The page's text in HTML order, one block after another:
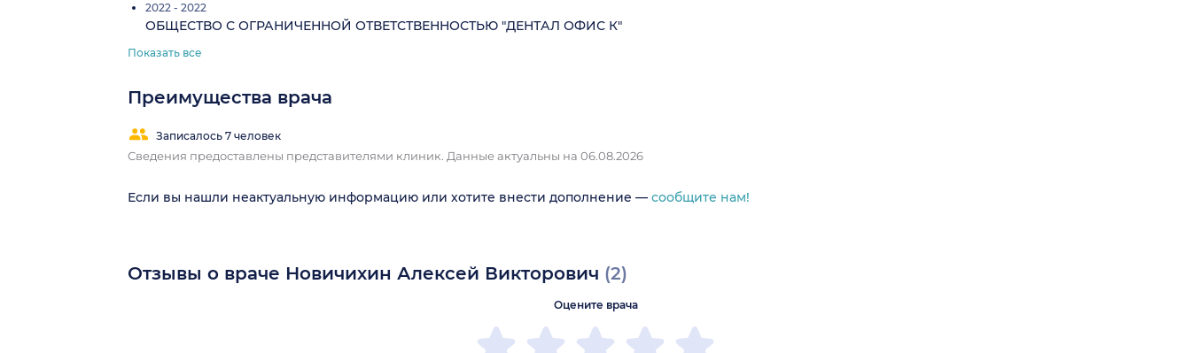
2022 - 2022
ОБЩЕСТВО С ОГРАНИЧЕННОЙ ОТВЕТСТВЕННОСТЬЮ "ДЕНТАЛ ОФИС К"
Показать все
Преимущества врача
Записалось 7 человек
Сведения предоставлены представителями клиник. Данные актуальны на 06.08.2026
Если вы нашли неактуальную информацию или хотите внести дополнение — сообщите нам!
Отзывы о враче Новичихин Алексей Викторович (2)
Оцените врача